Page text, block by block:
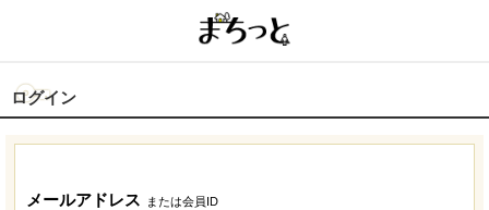
ログイン
メールアドレス または会員ID